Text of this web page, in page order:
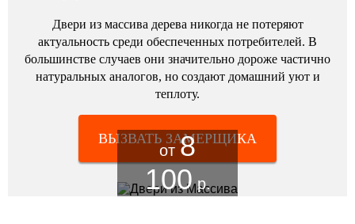
Двери из массива дерева никогда не потеряют
актуальность среди обеспеченных потребителей. В
большинстве случаев они значительно дороже частично
натуральных аналогов, но создают домашний уют и
теплоту.
ВЫЗВАТЬ ЗАМЕРЩИКА
от 8
100р.